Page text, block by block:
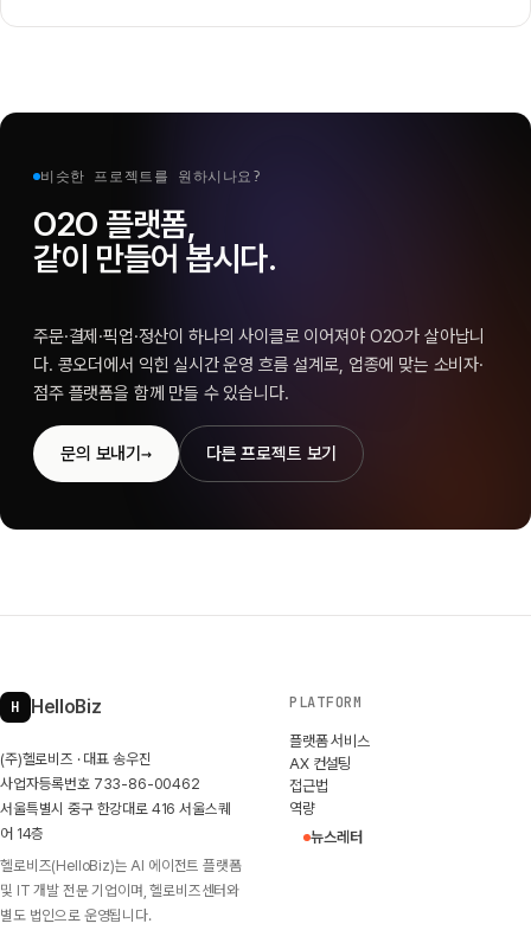
비슷한 프로젝트를 원하시나요?
O2O 플랫폼,
같이 만들어 봅시다.
주문·결제·픽업·정산이 하나의 사이클로 이어져야 O2O가 살아납니
다. 콩오더에서 익힌 실시간 운영 흐름 설계로, 업종에 맞는 소비자·
점주 플랫폼을 함께 만들 수 있습니다.
문의 보내기→ 다른 프로젝트 보기
H HelloBiz
(주)헬로비즈 · 대표 송우진
사업자등록번호 733-86-00462
서울특별시 중구 한강대로 416 서울스퀘
어 14층
헬로비즈(HelloBiz)는 AI 에이전트 플랫폼
및 IT 개발 전문 기업이며, 헬로비즈센터와
별도 법인으로 운영됩니다.
PLATFORM
플랫폼 서비스
AX 컨설팅
접근법
역량
뉴스레터